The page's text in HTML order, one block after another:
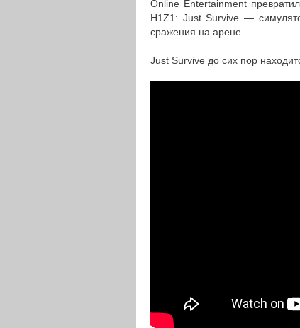
Online Entertainment
H1Z1: Just Survive —
сражения на арене.
Just Survive до сих пор